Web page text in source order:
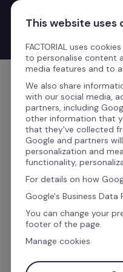
Saltar para o conteúdo
Novo Product Launches
finalmente fala a tua
A IA transformou-nos.
O software
reúne tudo
para gerir
This website uses
FACTORIAL uses
to personalise content
media features and to
We also share
with our social media,
partners, including
other information that
that they've collected
Google and partners
personalization and
functionality,
For details on how
Google's Business Data
You can change your
footer of the page.
Manage cookies